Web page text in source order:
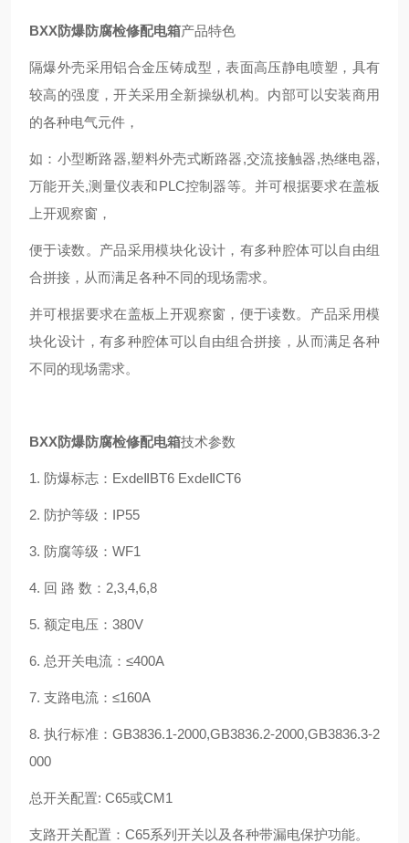
BXX防爆防腐检修配电箱产品特色
隔爆外壳采用铝合金压铸成型，表面高压静电喷塑，具有
较高的强度，开关采用全新操纵机构。内部可以安装商用
的各种电气元件，
如：小型断路器,塑料外壳式断路器,交流接触器,热继电器,
万能开关,测量仪表和PLC控制器等。并可根据要求在盖板
上开观察窗，
便于读数。产品采用模块化设计，有多种腔体可以自由组
合拼接，从而满足各种不同的现场需求。
并可根据要求在盖板上开观察窗，便于读数。产品采用模
块化设计，有多种腔体可以自由组合拼接，从而满足各种
不同的现场需求。
BXX防爆防腐检修配电箱技术参数
1. 防爆标志：ExdeⅡBT6 ExdeⅡCT6
2. 防护等级：IP55
3. 防腐等级：WF1
4. 回 路 数：2,3,4,6,8
5. 额定电压：380V
6. 总开关电流：≤400A
7. 支路电流：≤160A
8. 执行标准：GB3836.1-2000,GB3836.2-2000,GB3836.3-2
000
总开关配置: C65或CM1
支路开关配置：C65系列开关以及各种带漏电保护功能。